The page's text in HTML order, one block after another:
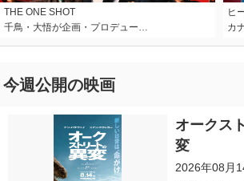
THE ONE SHOT
千鳥・大悟が企画・プロデュー…
ヒ
カ
今週公開の映画
オークス
変
2026年08月